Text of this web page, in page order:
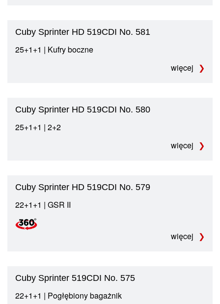
Cuby Sprinter HD 519CDI No. 581
25+1+1 | Kufry boczne
więcej
Cuby Sprinter HD 519CDI No. 580
25+1+1 | 2+2
więcej
Cuby Sprinter HD 519CDI No. 579
22+1+1 | GSR II
więcej
Cuby Sprinter 519CDI No. 575
22+1+1 | Pogłębiony bagażnik